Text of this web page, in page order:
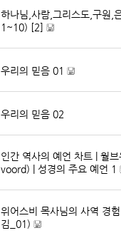
]
하나님,사람,그리스도,구원,
1~10) [2]
[
일
]
우리의 믿음 01
[
]
우리의 믿음 02
인간 역사의 예언 차트 | 월
voord) | 성경의 주요 예언 1
위어스비 목사님의 사역 경
김_01)